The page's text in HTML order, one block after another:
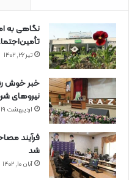
نگاهی به
تیر ۲۶, ۱۴۰۲
خبر خوش
نیروهای
اردیبهشت ۱۹, ۱۴۰۳
فرآیند
شد
آبان ۱۰, ۱۴۰۲